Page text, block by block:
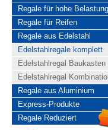
Regale für hohe Belastung
Regale für Reifen
Regale aus Edelstahl
Edelstahlregale komplett
Edelstahlregal Baukasten
Edelstahlregal
Regale aus Aluminium
Express-Produkte
Regale Reduziert